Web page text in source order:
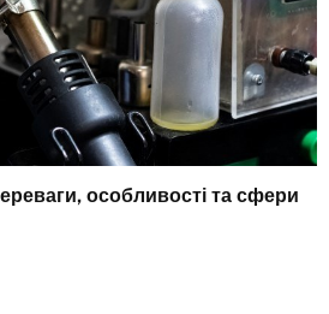
особливості та сфери